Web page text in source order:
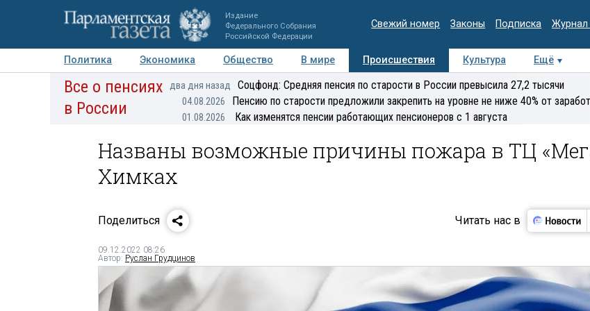
Издание
Федерального Собрания
Российской Федерации
Свежий номер Законы Подписка Журнал
Политика Экономика Общество В мире Происшествия Культура Ещё
Авторы Персоны Мнения Регионы Медиацентр Интервью Колумнисты
Все о пенсиях
в России
два дня назад Соцфонд: Средняя пенсия по старости в России превысила 27,2 тысячи
04.08.2026 Пенсию по старости предложили закрепить на уровне не ниже 40% от
01.08.2026 Как изменятся пенсии работающих пенсионеров с 1 августа
Названы возможные причины пожара в ТЦ
Химках
Поделиться Читать нас в
09.12.2022 08:26
Автор: Руслан Грудцинов